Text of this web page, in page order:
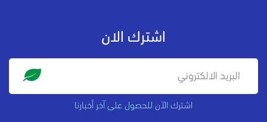
اشترك الان
اشترك الآن للحصول على آخر أخبارنا